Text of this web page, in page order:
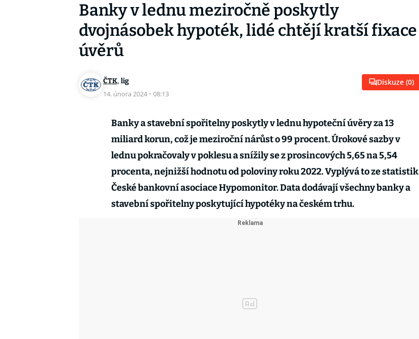
Banky v lednu meziročně poskytly
dvojnásobek hypoték, lidé chtějí kratší fixace
úvěrů
ČTK, lig
14. února 2024 · 08:13
Diskuze (0)
Banky a stavební spořitelny poskytly v lednu hypoteční úvěry za 13
miliard korun, což je meziroční nárůst o 99 procent. Úrokové sazby v
lednu pokračovaly v poklesu a snížily se z prosincových 5,65 na 5,54
procenta, nejnižší hodnotu od poloviny roku 2022. Vyplývá to ze statistik
České bankovní asociace Hypomonitor. Data dodávají všechny banky a
stavební spořitelny poskytující hypotéky na českém trhu.